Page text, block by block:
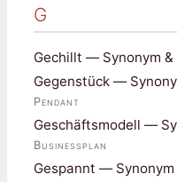
G
Gechillt — Synonym
Gegenstück —
Pendant
Geschäftsmodell —
Businessplan
Gespannt —